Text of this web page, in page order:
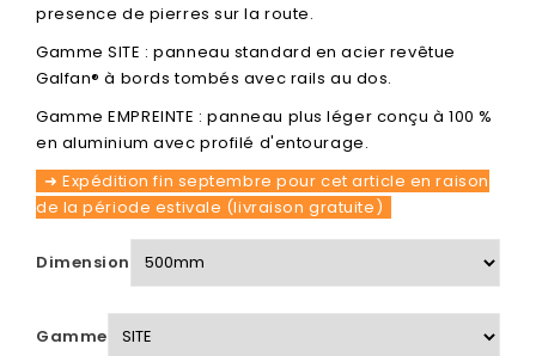
presence de pierres sur la route.
Gamme SITE : panneau standard en acier revêtue
Galfan® à bords tombés avec rails au dos.
Gamme EMPREINTE : panneau plus léger conçu à 100 %
en aluminium avec profilé d'entourage.
➜ Expédition fin septembre pour cet article en raison
de la période estivale (livraison gratuite)
Dimension
Gamme